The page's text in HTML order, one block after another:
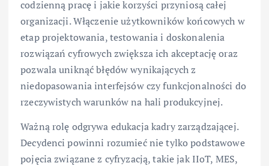
codzienną pracę i jakie korzyści przyniosą całej
organizacji. Włączenie użytkowników końcowych w
etap projektowania, testowania i doskonalenia
rozwiązań cyfrowych zwiększa ich akceptację oraz
pozwala uniknąć błędów wynikających z
niedopasowania interfejsów czy funkcjonalności do
rzeczywistych warunków na hali produkcyjnej.
Ważną rolę odgrywa edukacja kadry zarządzającej.
Decydenci powinni rozumieć nie tylko podstawowe
pojęcia związane z cyfryzacją, takie jak IIoT, MES,